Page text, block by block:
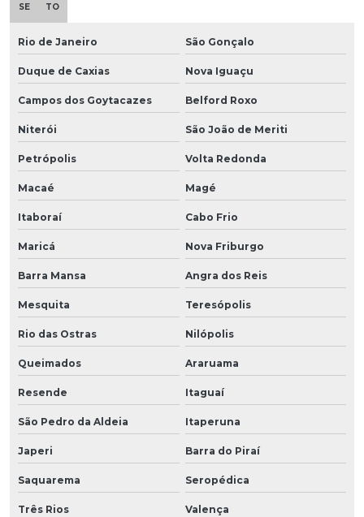
SE TO
Rio de Janeiro São Gonçalo
Duque de Caxias Nova Iguaçu
Campos dos Goytacazes Belford Roxo
Niterói São João de Meriti
Petrópolis Volta Redonda
Macaé Magé
Itaboraí Cabo Frio
Maricá Nova Friburgo
Barra Mansa Angra dos Reis
Mesquita Teresópolis
Rio das Ostras Nilópolis
Queimados Araruama
Resende Itaguaí
São Pedro da Aldeia Itaperuna
Japeri Barra do Piraí
Saquarema Seropédica
Três Rios Valença